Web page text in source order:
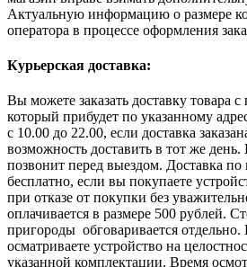
Актуальную информацию о размере
оператора в процессе оформления
Курьерская доставка:
Вы можете заказать доставку товара
который прибудет по указанному
с 10.00 до 22.00, если доставка
возможность доставить в тот же
позвонит перед выездом. Доставка по
бесплатно, если вы покупаете
при отказе от покупки без
оплачивается в размере 500 рублей.
пригороды обговаривается
осматриваете устройство на
указанной комплектации. Время